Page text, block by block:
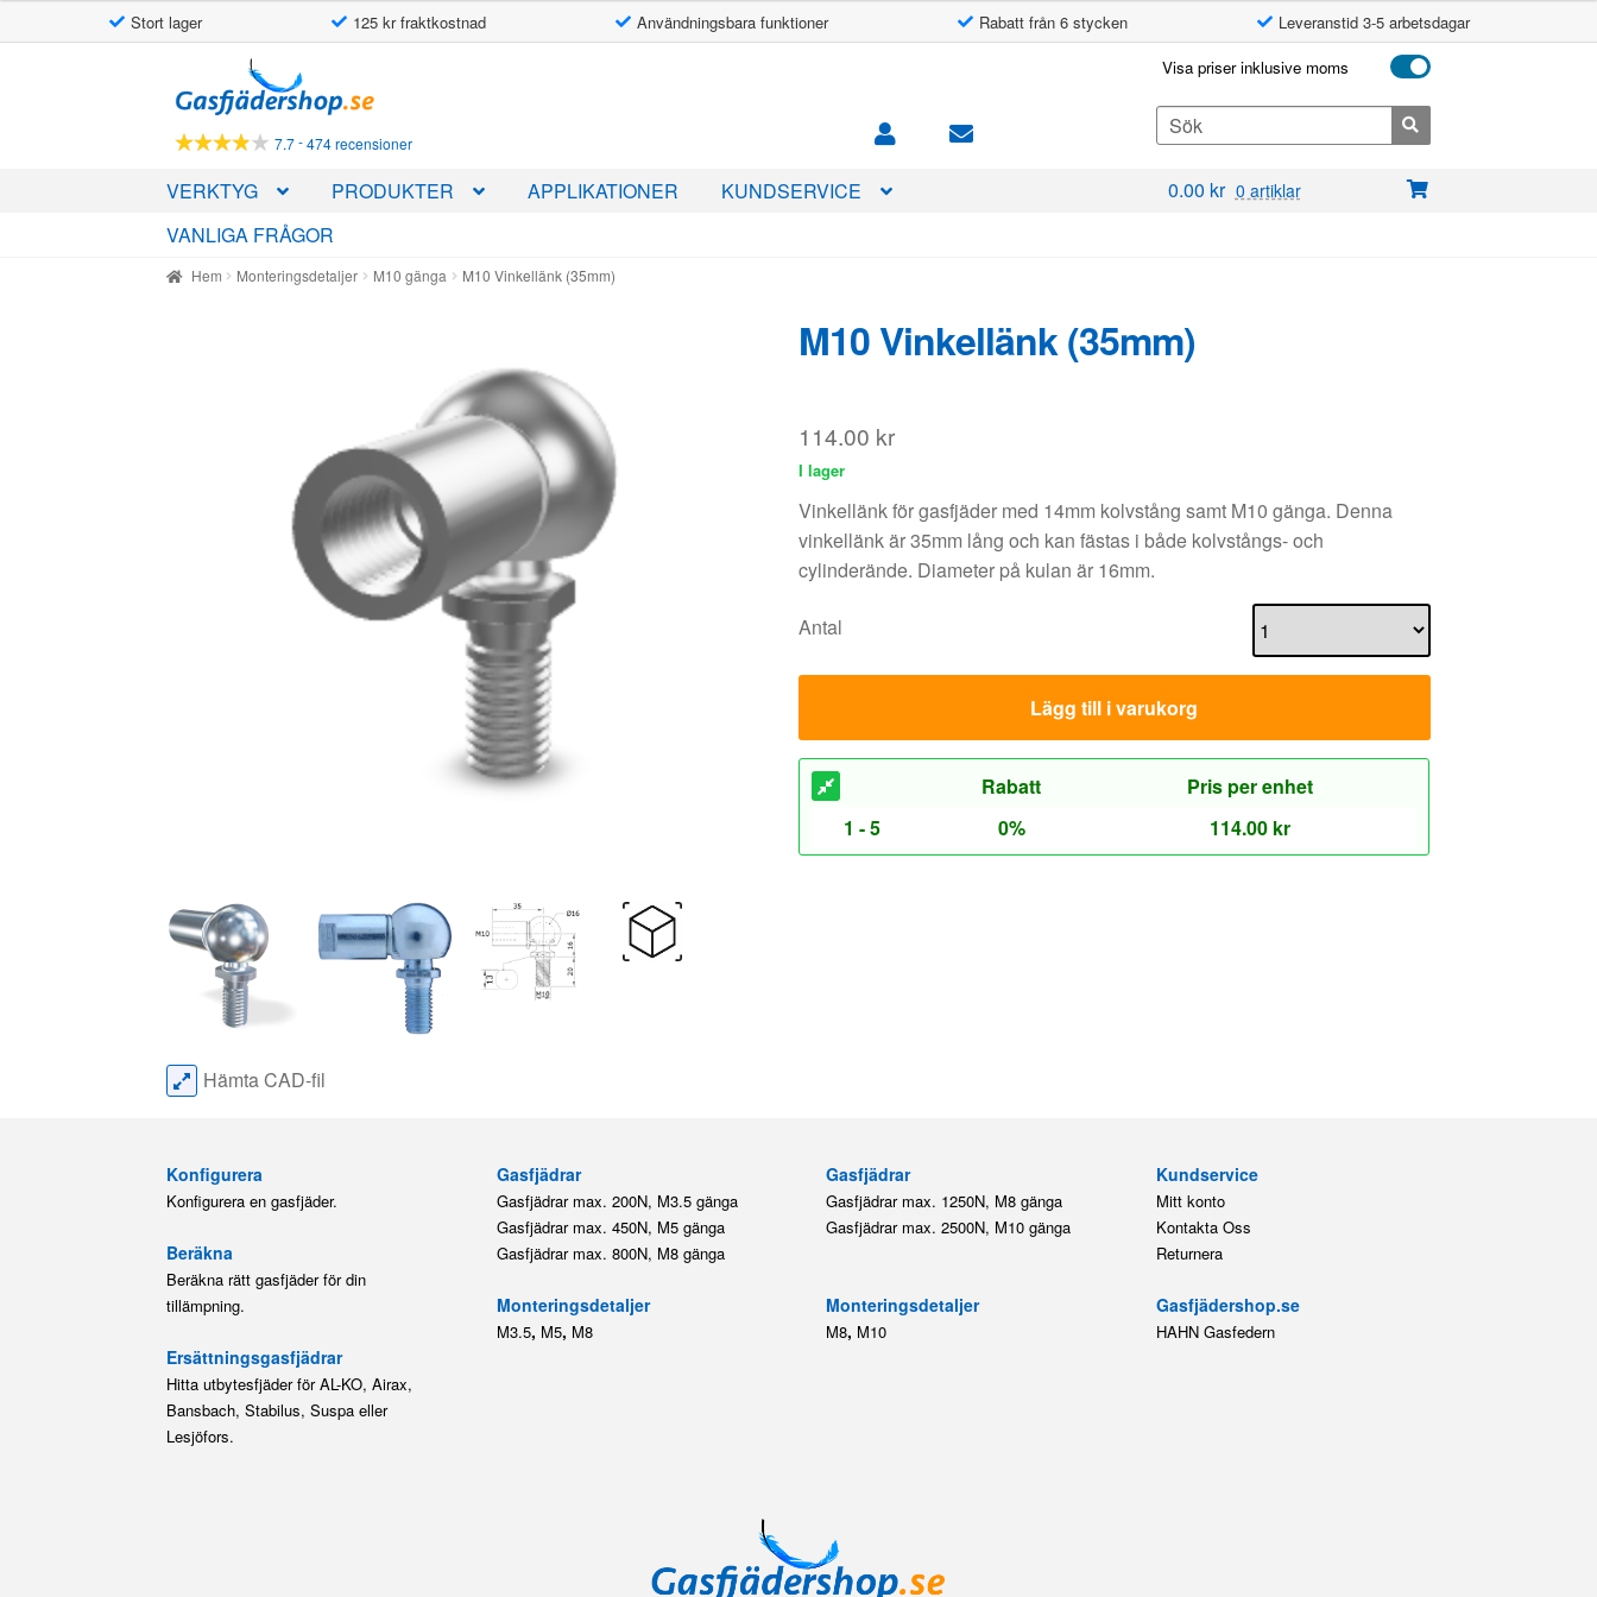
Stort lager 125 kr fraktkostnad Användningsbara funktioner Rabatt från 6 stycken Leveranstid 3-5 arbetsdagar
till
navigering
till
innehåll
7.7-474 recensioner
Visa priser inklusive moms
Search
for:
VERKTYG PRODUKTER APPLIKATIONER
KUNDSERVICE
VANLIGA FRÅGOR
0.00 kr 0 artiklar
Hem Monteringsdetaljer M10 gänga M10 Vinkellänk (35mm)
M10 Vinkellänk (35mm)
114.00 kr
I lager
Vinkellänk för gasfjäder med 14mm kolvstång samt M10 gänga. Denna
vinkellänk är 35mm lång och kan fästas i både kolvstångs- och
cylinderände. Diameter på kulan är 16mm.
Antal
Lägg till i varukorg
Rabatt
Pris per enhet
1 - 5
0% 114.00 kr
Hämta CAD-fil
Konfigurera
Konfigurera en gasfjäder.
Beräkna
Beräkna rätt gasfjäder för din
tillämpning.
Ersättningsgasfjädrar
Hitta utbytesfjäder för AL-KO, Airax,
Bansbach, Stabilus, Suspa eller
Lesjöfors.
Gasfjädrar
Gasfjädrar max. 200N, M3.5 gänga
Gasfjädrar max. 450N, M5 gänga
Gasfjädrar max. 800N, M8 gänga
Monteringsdetaljer
M3.5, M5, M8
Gasfjädrar
Gasfjädrar max. 1250N, M8 gänga
Gasfjädrar max. 2500N, M10 gänga
Monteringsdetaljer
M8, M10
Kundservice
Mitt konto
Kontakta Oss
Returnera
Gasfjädershop.se
HAHN Gasfedern